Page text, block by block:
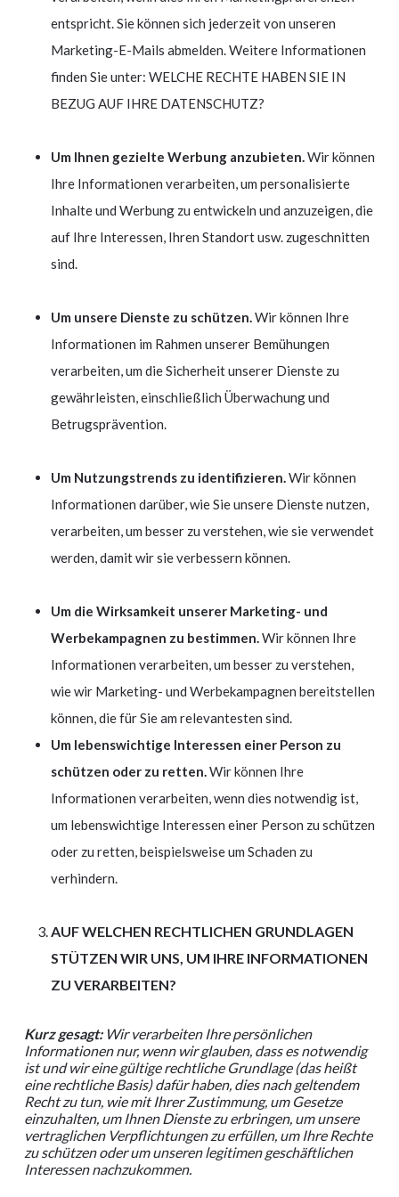
entspricht. Sie können sich jederzeit von unseren
Marketing-E-Mails abmelden. Weitere Informationen
finden Sie unter: WELCHE RECHTE HABEN SIE IN
BEZUG AUF IHRE DATENSCHUTZ?
Um Ihnen gezielte Werbung anzubieten.Wir können
Ihre Informationen verarbeiten, um personalisierte
Inhalte und Werbung zu entwickeln und anzuzeigen, die
auf Ihre Interessen, Ihren Standort usw. zugeschnitten
sind.
Um unsere Dienste zu schützen.Wir können Ihre
Informationen im Rahmen unserer Bemühungen
verarbeiten, um die Sicherheit unserer Dienste zu
gewährleisten, einschließlich Überwachung und
Betrugsprävention.
Um Nutzungstrends zu identifizieren.Wir können
Informationen darüber, wie Sie unsere Dienste nutzen,
verarbeiten, um besser zu verstehen, wie sie verwendet
werden, damit wir sie verbessern können.
Um die Wirksamkeit unserer Marketing- und
Werbekampagnen zu bestimmen.Wir können Ihre
Informationen verarbeiten, um besser zu verstehen,
wie wir Marketing- und Werbekampagnen bereitstellen
können, die für Sie am relevantesten sind.
Um lebenswichtige Interessen einer Person zu
schützen oder zu retten.Wir können Ihre
Informationen verarbeiten, wenn dies notwendig ist,
um lebenswichtige Interessen einer Person zu schützen
oder zu retten, beispielsweise um Schaden zu
verhindern.
AUF WELCHEN RECHTLICHEN GRUNDLAGEN
STÜTZEN WIR UNS, UM IHRE INFORMATIONEN
ZU VERARBEITEN?
Kurz gesagt: Wir verarbeiten Ihre persönlichen
Informationen nur, wenn wir glauben, dass es notwendig
ist und wir eine gültige rechtliche Grundlage (das heißt
eine rechtliche Basis) dafür haben, dies nach geltendem
Recht zu tun, wie mit Ihrer Zustimmung, um Gesetze
einzuhalten, um Ihnen Dienste zu erbringen, um unsere
vertraglichen Verpflichtungen zu erfüllen, um Ihre Rechte
zu schützen oder um unseren legitimen geschäftlichen
Interessen nachzukommen.